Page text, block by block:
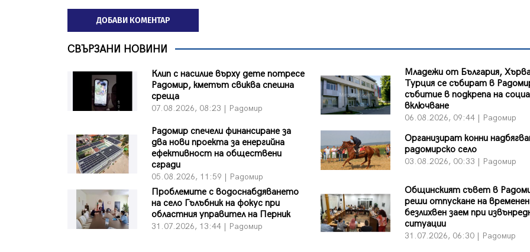
ДОБАВИ КОМЕНТАР
СВЪРЗАНИ НОВИНИ
Клип с насилие върху дете потресе
Радомир, кметът свиква спешна
среща
07.08.2026, 08:23 | Радомир
Младежи от България,
Турция се събират в
събитие в подкрепа на
включване
06.08.2026, 09:44 | Радомир
Радомир спечели финансиране за
два нови проекта за енергийна
ефективност на обществени
сгради
05.08.2026, 11:59 | Радомир
Организират конни
радомирско село
03.08.2026, 00:33 | Радомир
Проблемите с водоснабдяването
на село Гълъбник на фокус при
областния управител на Перник
31.07.2026, 13:44 | Радомир
Общинският съвет в
реши отпускане на временен
безлихвен заем при
ситуации
31.07.2026, 06:30 | Радомир